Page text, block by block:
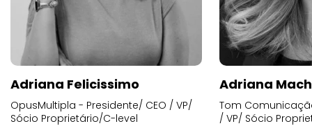
Adriana Felicissimo
OpusMultipla - Presidente/ CEO / VP/
Sócio Proprietário/C-level
Adriana
Tom
/ VP/ Sócio